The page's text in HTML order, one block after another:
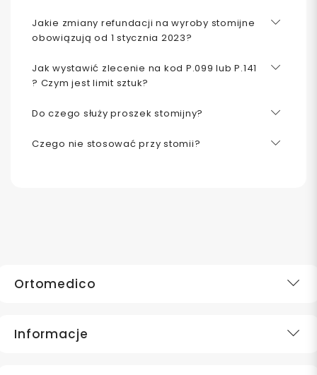
Jakie zmiany refundacji na wyroby stomijne
obowiązują od 1 stycznia 2023?
Jak wystawić zlecenie na kod P.099 lub P.141
? Czym jest limit sztuk?
Do czego służy proszek stomijny?
Czego nie stosować przy stomii?
Ortomedico
Informacje